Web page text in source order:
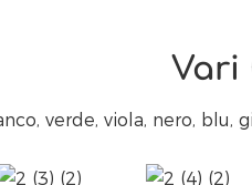
Vari
verde, viola, nero, blu,